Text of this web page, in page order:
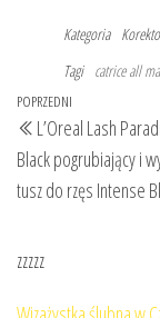
Kategoria
Tagi catrice all
Nawigacja
wpisu
Poprzedni
wpis
POPRZEDNI
L’Oreal Lash
Black pogrubiający i
tusz do rzęs Intense
zzzzz